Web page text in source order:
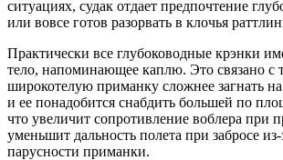
ситуациях, судак отдает предпочтение
или вовсе готов разорвать в клочья
Практически все глубоководные крэнки
тело, напоминающее каплю. Это связано с
широкотелую приманку сложнее загнать
и ее понадобится снабдить большей по
что увеличит сопротивление воблера при
уменьшит дальность полета при забросе
парусности приманки.